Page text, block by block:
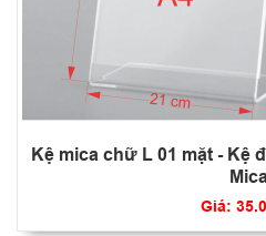
Kệ mica chữ L 01 mặt - Kệ
Giá: